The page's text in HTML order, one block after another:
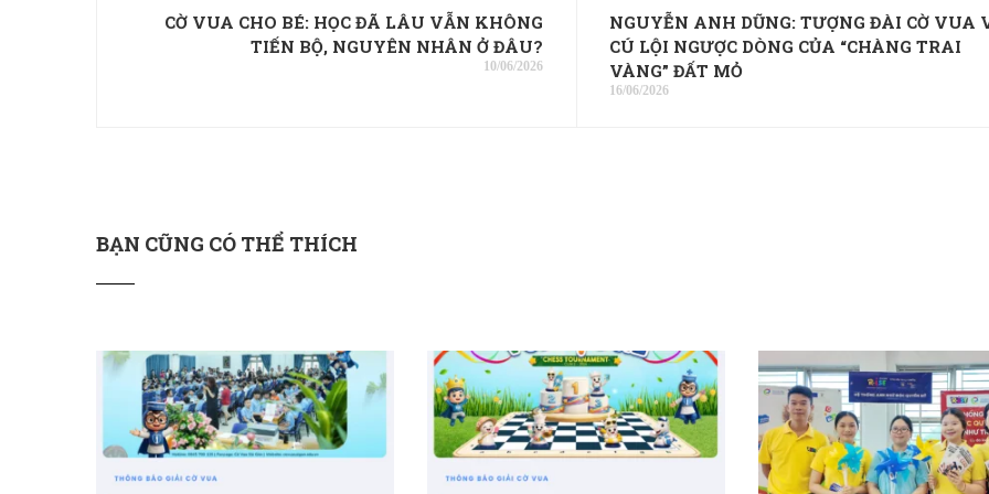
CỜ VUA CHO BÉ: HỌC ĐÃ LÂU VẪN KHÔNG
TIẾN BỘ, NGUYÊN NHÂN Ở ĐÂU?
10/06/2026
NGUYỄN ANH DŨNG: TƯỢNG ĐÀI CỜ VUA
CÚ LỘI NGƯỢC DÒNG CỦA “CHÀNG TRAI
VÀNG” ĐẤT MỎ
16/06/2026
BẠN CŨNG CÓ THỂ THÍCH